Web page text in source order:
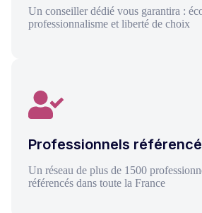
Un conseiller dédié vous garantira :
professionnalisme et liberté de choix
Professionnels
Un réseau de plus de 1500
référencés dans toute la France